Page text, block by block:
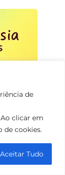
de
clicar em
de cookies.
Aceitar Tudo